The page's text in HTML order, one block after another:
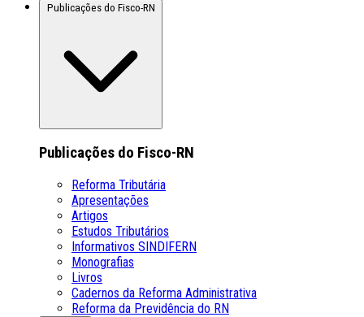
Publicações do Fisco-RN
Publicações do Fisco-RN
Reforma Tributária
Apresentações
Artigos
Estudos Tributários
Informativos SINDIFERN
Monografias
Livros
Cadernos da Reforma Administrativa
Reforma da Previdência do RN